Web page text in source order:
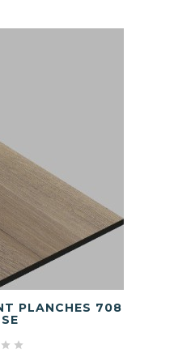
PLANCHES 708
 